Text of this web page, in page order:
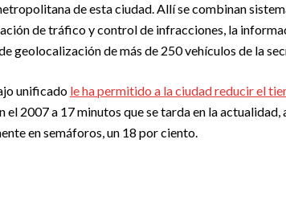
de esta ciudad. Allí se combinan
de tráfico y control de infracciones, la
geolocalización de más de 250 vehículos de la
unificado le ha permitido a la ciudad reducir el
el 2007 a 17 minutos que se tarda en la
en semáforos, un 18 por ciento.